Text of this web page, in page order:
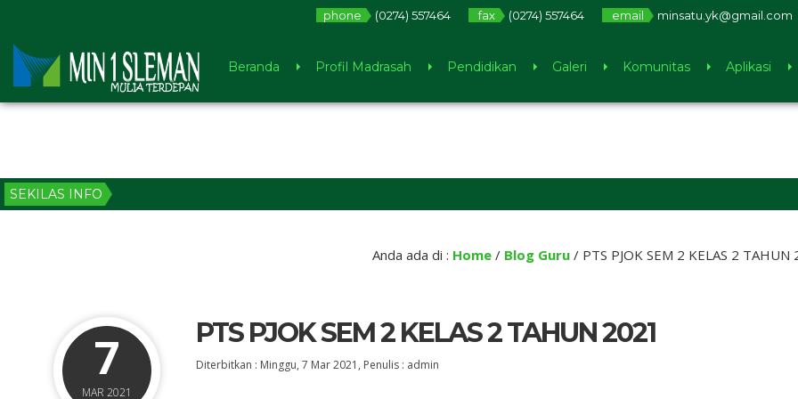
phone (0274) 557464 fax (0274) 557464 email minsatu.yk@gmail.com
Beranda Profil Madrasah Pendidikan Galeri Komunitas Aplikasi
SEKILAS INFO
Anda ada di : Home/ Blog Guru/ PTS PJOK SEM 2 KELAS 2 TAHUN
7
MAR 2021
PTS PJOK SEM 2 KELAS 2 TAHUN 2021
Diterbitkan : Minggu, 7 Mar 2021 , Penulis : admin